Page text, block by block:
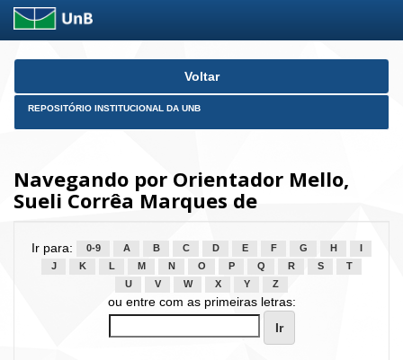
Skip
Voltar
REPOSITÓRIO INSTITUCIONAL DA UNB
Navegando por Orientador Mello,
Sueli Corrêa Marques de
Ir para: 0-9 A B C D E F G H
J
K L M N O P Q R S
T
U
V W X Y Z
ou entre com as primeiras letras: